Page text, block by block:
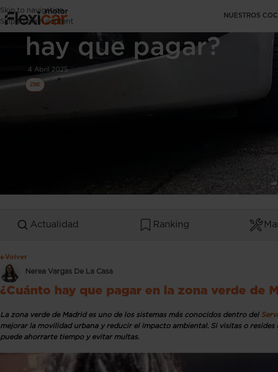
Skip to navigation
Skip to main content
NUESTROS
Zona Verde de
hay que pagar?
4 Abril 2025
ZBE
Actualidad Ranking
Volver
Nerea Vargas De La Casa
¿Cuánto hay que pagar en la zona verde de
La zona verde de Madrid es uno de los sistemas más conocidos dentro del
mejorar la movilidad urbana y reducir el impacto ambiental. Si visitas o
puede ahorrarte tiempo y evitar multas.